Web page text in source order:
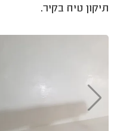
תיקון טיח בקיר.